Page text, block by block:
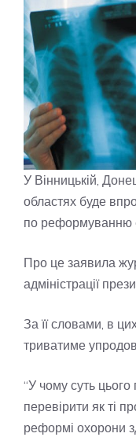
У Вінницькій,
областях буде
по реформуванню
Про це заявила
адміністрації
За її словами, в
триватиме
“У чому суть цього
перевірити як ті
реформі охорони